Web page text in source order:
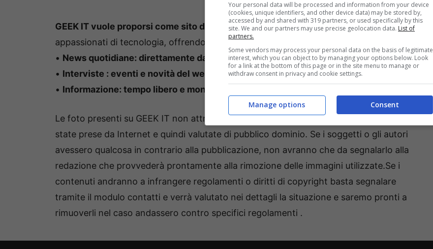
GEEK IT vuole proporsi come sito di riferimento sia per iprofessionisti IT chegli
appassionati di tecnologia, offrendo servizi di qualità quali:
• News quotidiane: direttamente dal mondo del web
• Interviste : eventi e novità del web
• Informazione: tempo libero e mondo
Le foto presenti su GEEK IT non attribuite al fotografo possessore del copyright, sono
state prese da Internet e quindi valutate di pubblico dominio. Se i soggetti o gli autori
avessero qualcosa in contrario alla pubblicazione, non avranno che da segnalarlo alla
redazione che provvederà prontamente alla rimozione delle immagini utilizzate.Se i
contenuti andranno a infrangere regolamenti o diritti di copyright basta segnalare
tramite il modulo contatti e verrà valutato nei dettagli la situazione e saremo pronti a
rimuoverli nel caso andassero contro specifici regolamenti .
Your personal data will be processed and information from your device
(cookies, unique identifiers, and other device data) may be stored by,
accessed by and shared with 319 partners, or used specifically by this
site. We and our partners may use precise geolocation data. List of
partners.
Some vendors may process your personal data on the basis of legitimate
interest, which you can object to by managing your options below. Look
for a link at the bottom of this page or in the site menu to manage or
withdraw consent in privacy and cookie settings.
Consent
Manage options